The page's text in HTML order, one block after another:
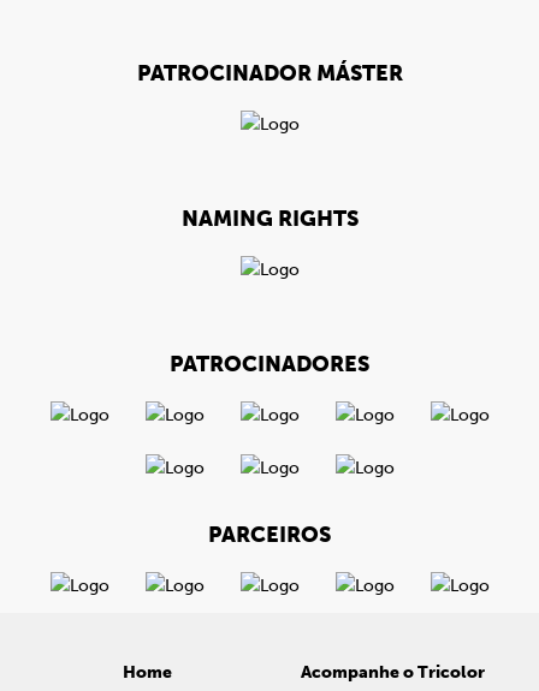
PATROCINADOR MÁSTER
NAMING RIGHTS
PATROCINADORES
PARCEIROS
Home
Acompanhe o Tricolor